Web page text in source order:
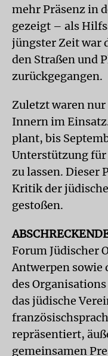
mehr Präsenz in
gezeigt – als
jüngster Zeit war
den Straßen und
zurückgegangen.
Zuletzt waren
Innern im
plant, bis
Unterstützung für
zu lassen. Dieser
Kritik der
gestoßen.
Forum Jüdischer
Antwerpen sowie
des Organisations
das jüdische
repräsentiert,
gemeinsamen